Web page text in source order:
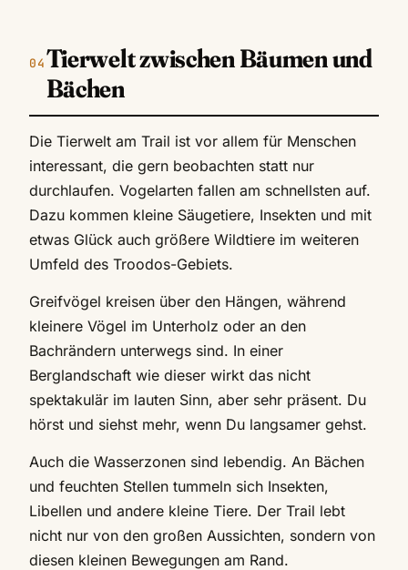
Tierwelt zwischen Bäumen und
Bächen
Die Tierwelt am Trail ist vor allem für Menschen
interessant, die gern beobachten statt nur
durchlaufen. Vogelarten fallen am schnellsten auf.
Dazu kommen kleine Säugetiere, Insekten und mit
etwas Glück auch größere Wildtiere im weiteren
Umfeld des Troodos-Gebiets.
Greifvögel kreisen über den Hängen, während
kleinere Vögel im Unterholz oder an den
Bachrändern unterwegs sind. In einer
Berglandschaft wie dieser wirkt das nicht
spektakulär im lauten Sinn, aber sehr präsent. Du
hörst und siehst mehr, wenn Du langsamer gehst.
Auch die Wasserzonen sind lebendig. An Bächen
und feuchten Stellen tummeln sich Insekten,
Libellen und andere kleine Tiere. Der Trail lebt
nicht nur von den großen Aussichten, sondern von
diesen kleinen Bewegungen am Rand.